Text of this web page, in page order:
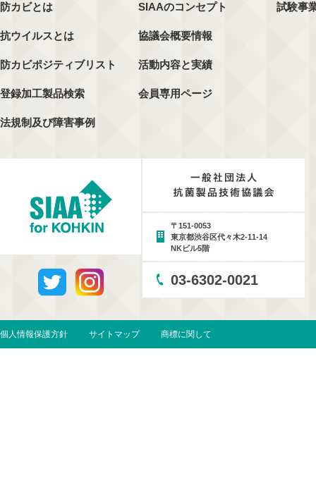
防カビとは
抗ウイルスとは
防カビポジティブリスト
登録加工製品検索
法規制及び障害事例
SIAAのコンセプト
協議会概要情報
活動内容と実績
会員専用ページ
試験事
〒151-0053
東京都渋谷区代々木2-11-14
NKビル5階
03-6302-0021
個人情報保護方針 サイトマップ 商標に関して